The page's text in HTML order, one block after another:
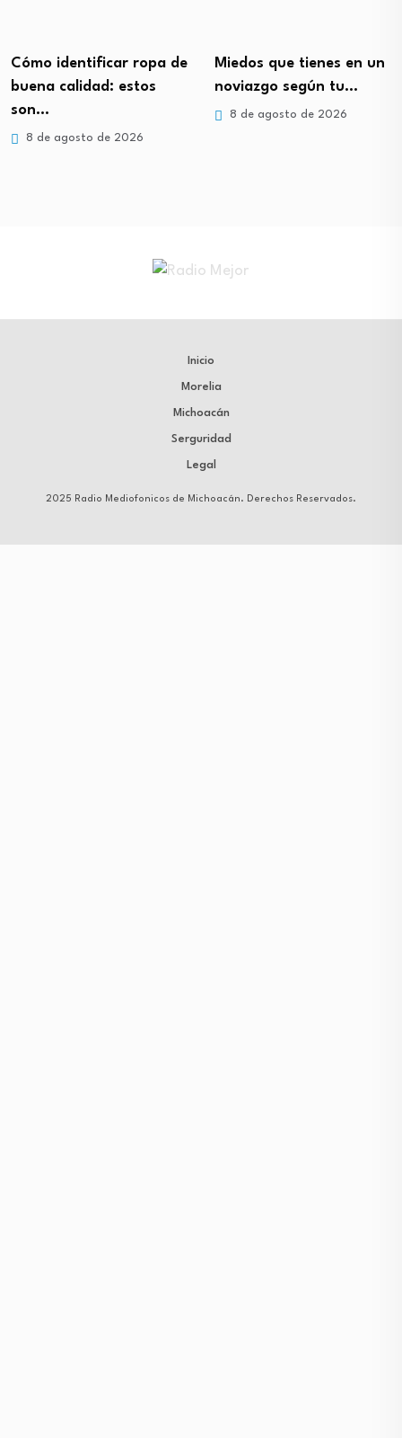
Cómo identificar ropa de
buena calidad: estos
son…
8 de agosto de 2026
Miedos que tienes en un
noviazgo según tu…
8 de agosto de 2026
2025 Radio Mediofonicos de Michoacán. Derechos Reservados.
Inicio
Morelia
Michoacán
Serguridad
Legal